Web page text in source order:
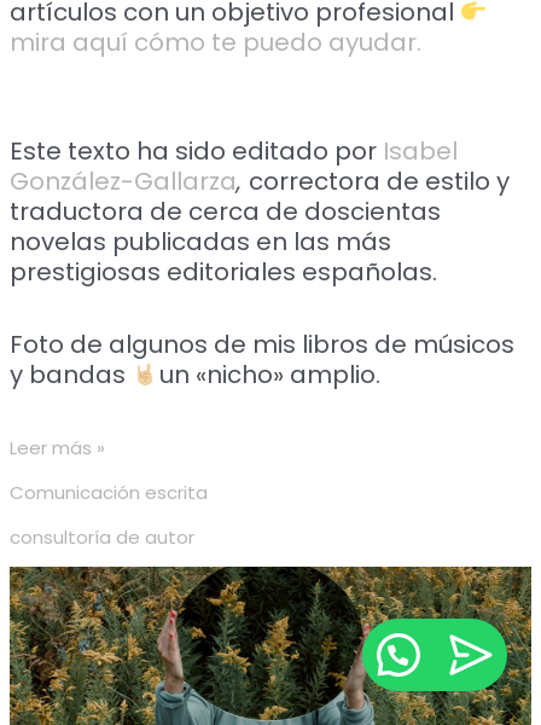
artículos con un objetivo profesional
mira aquí cómo te puedo ayudar.
Este texto ha sido editado por Isabel
González-Gallarza, correctora de estilo y
traductora de cerca de doscientas
novelas publicadas en las más
prestigiosas editoriales españolas.
Foto de algunos de mis libros de músicos
y bandas
un «nicho» amplio.
Leer más »
Comunicación escrita
consultoría de autor
La
escucha
empática